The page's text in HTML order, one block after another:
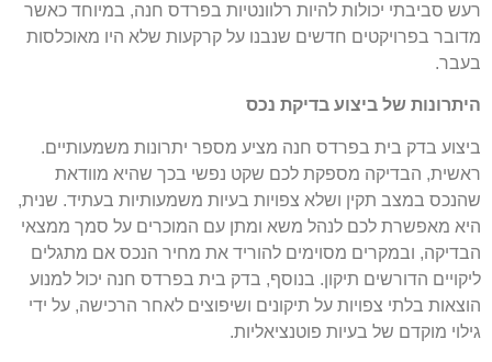
רעש סביבתי יכולות להיות רלוונטיות בפרדס חנה, במיוחד כאשר
מדובר בפרויקטים חדשים שנבנו על קרקעות שלא היו מאוכלסות
בעבר.
היתרונות של ביצוע בדיקת נכס
ביצוע בדק בית בפרדס חנה מציע מספר יתרונות משמעותיים.
ראשית, הבדיקה מספקת לכם שקט נפשי בכך שהיא מוודאת
שהנכס במצב תקין ושלא צפויות בעיות משמעותיות בעתיד. שנית,
היא מאפשרת לכם לנהל משא ומתן עם המוכרים על סמך ממצאי
הבדיקה, ובמקרים מסוימים להוריד את מחיר הנכס אם מתגלים
ליקויים הדורשים תיקון. בנוסף, בדק בית בפרדס חנה יכול למנוע
הוצאות בלתי צפויות על תיקונים ושיפוצים לאחר הרכישה, על ידי
גילוי מוקדם של בעיות פוטנציאליות.